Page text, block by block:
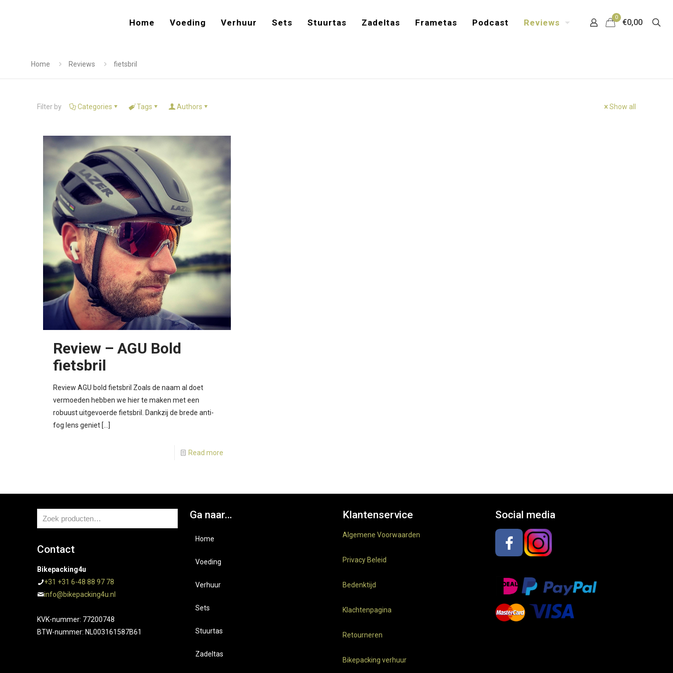
Home Voeding Verhuur Sets Stuurtas Zadeltas Frametas Podcast Reviews
0
€0,00
Home Reviews fietsbril
Filter by Categories Tags Authors Show all
Review – AGU Bold
fietsbril
Review AGU bold fietsbril Zoals de naam al doet
vermoeden hebben we hier te maken met een
robuust uitgevoerde fietsbril. Dankzij de brede anti-
fog lens geniet[…]
Read more
Contact
Bikepacking4u
+31 +31 6-48 88 97 78
info@bikepacking4u.nl
KVK-nummer: 77200748
BTW-nummer: NL003161587B61
Ga naar…
Home
Voeding
Verhuur
Sets
Stuurtas
Zadeltas
Klantenservice
Algemene Voorwaarden
Privacy Beleid
Bedenktijd
Klachtenpagina
Retourneren
Bikepacking verhuur
Social media